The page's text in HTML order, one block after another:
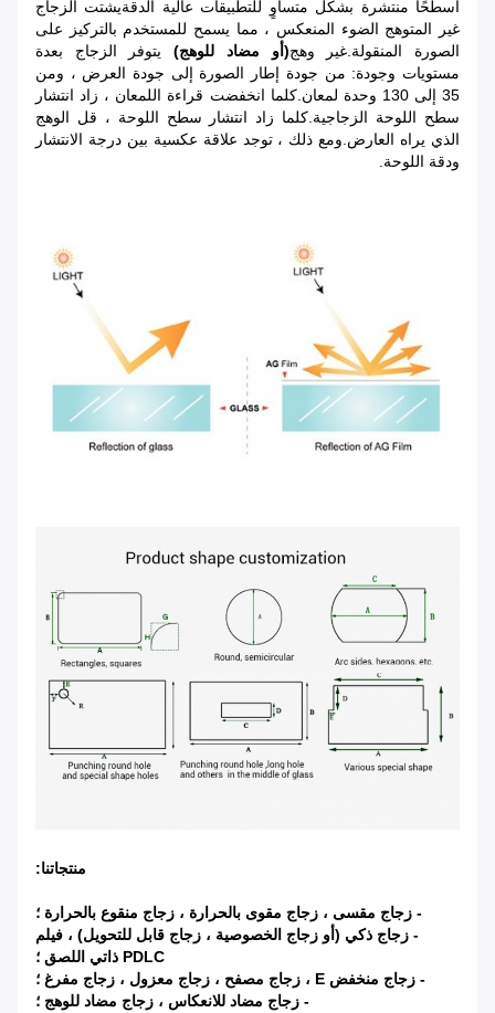
أسطحًا منتشرة بشكل متساوٍ للتطبيقات عالية الدقةيشتت الزجاج
غير المتوهج الضوء المنعكس ، مما يسمح للمستخدم بالتركيز على
الصورة المنقولة.غير وهج(أو مضاد للوهج) يتوفر الزجاج بعدة
مستويات وجودة: من جودة إطار الصورة إلى جودة العرض ، ومن
35 إلى 130 وحدة لمعان.كلما انخفضت قراءة اللمعان ، زاد انتشار
سطح اللوحة الزجاجية.كلما زاد انتشار سطح اللوحة ، قل الوهج
الذي يراه العارض.ومع ذلك ، توجد علاقة عكسية بين درجة الانتشار
ودقة اللوحة.
منتجاتنا:
- زجاج مقسى ، زجاج مقوى بالحرارة ، زجاج منقوع بالحرارة ؛
- زجاج ذكي (أو زجاج الخصوصية ، زجاج قابل للتحويل) ، فيلم
PDLC ذاتي اللصق ؛
- زجاج منخفض E ، زجاج مصفح ، زجاج معزول ، زجاج مفرغ ؛
- زجاج مضاد للانعكاس ، زجاج مضاد للوهج ؛